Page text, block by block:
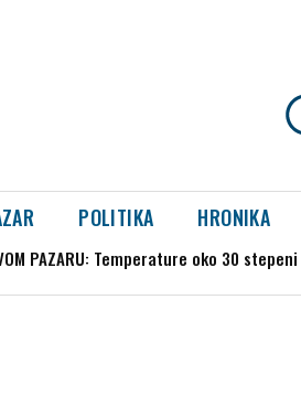
POLITIKA HRONIKA
POLJSKOJ: Stotine ljudi napravile ljudski
PAZARU: Temperature oko 30 stepeni